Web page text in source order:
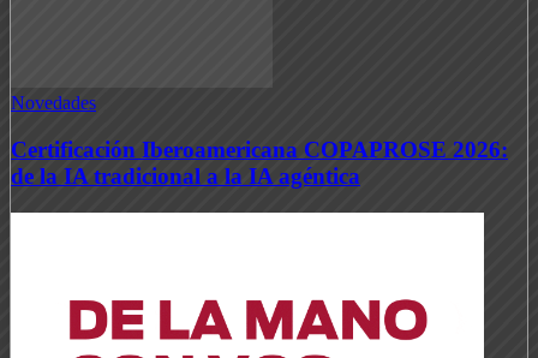
Novedades
Certificación Iberoamericana COPAPROSE 2026:
de la IA tradicional a la IA agéntica